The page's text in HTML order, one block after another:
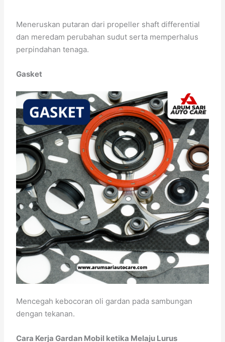
Meneruskan putaran dari propeller shaft differential
dan meredam perubahan sudut serta memperhalus
perpindahan tenaga.
Gasket
Mencegah kebocoran oli gardan pada sambungan
dengan tekanan.
Cara Kerja Gardan Mobil ketika Melaju Lurus